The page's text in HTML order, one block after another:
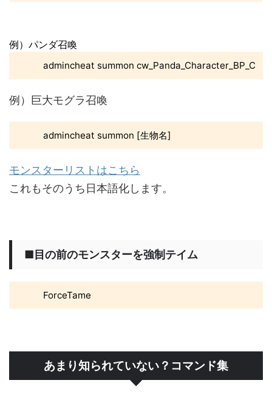
例）パンダ召喚
admincheat summon cw_Panda_Character_BP_C
例）巨大モグラ召喚
admincheat summon [生物名]
モンスターリストはこちら
これもそのうち日本語化します。
■目の前のモンスターを強制テイム
ForceTame
あまり知られていない？コマンド集